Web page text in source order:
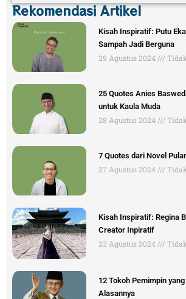
Rekomendasi Artikel
Kisah Inspiratif: Putu
Sampah Jadi Berguna
29 Agustus 2024
25 Quotes Anies
untuk Kaula Muda
28 Agustus 2024
7 Quotes dari Novel
27 Agustus 2024
Kisah Inspiratif: Regina
Creator Inpiratif
22 Agustus 2024
12 Tokoh Pemimpin
Alasannya